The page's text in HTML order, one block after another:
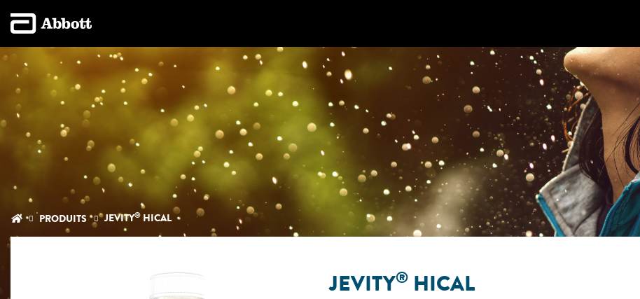
PRODUITS JEVITY® HICAL
JEVITY®HICAL